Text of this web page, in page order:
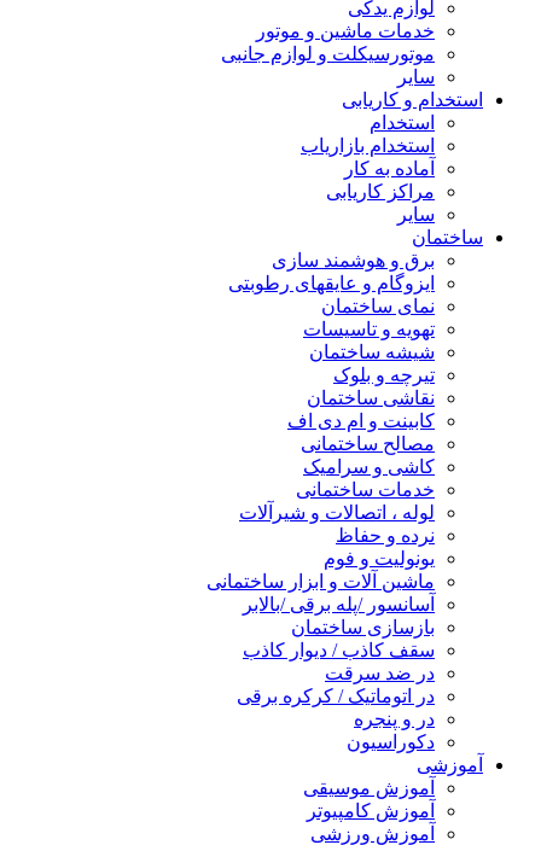
لوازم یدکی
خدمات ماشین و موتور
موتورسیکلت و لوازم جانبی
سایر
استخدام و کاریابی
استخدام
استخدام بازاریاب
آماده به کار
مراکز کاریابی
سایر
ساختمان
برق و هوشمند سازی
ایزوگام و عایقهای رطوبتی
نمای ساختمان
تهویه و تاسیسات
شیشه ساختمان
تیرچه و بلوک
نقاشی ساختمان
کابینت و ام دی اف
مصالح ساختمانی
کاشی و سرامیک
خدمات ساختمانی
لوله ، اتصالات و شیرآلات
نرده و حفاظ
یونولیت و فوم
ماشین آلات و ابزار ساختمانی
آسانسور /پله برقی /بالابر
بازسازی ساختمان
سقف کاذب / دیوار کاذب
در ضد سرقت
در اتوماتیک / کرکره برقی
در و پنجره
دکوراسیون
آموزشی
آموزش موسیقی
آموزش کامپیوتر
آموزش ورزشی